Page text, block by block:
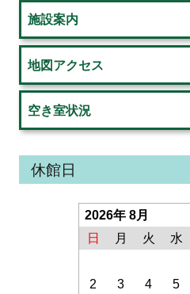
ー
施設案内
地図アクセス
空き室状況
休館日
2026年 8月
日
月 火 水
2
3 4 5